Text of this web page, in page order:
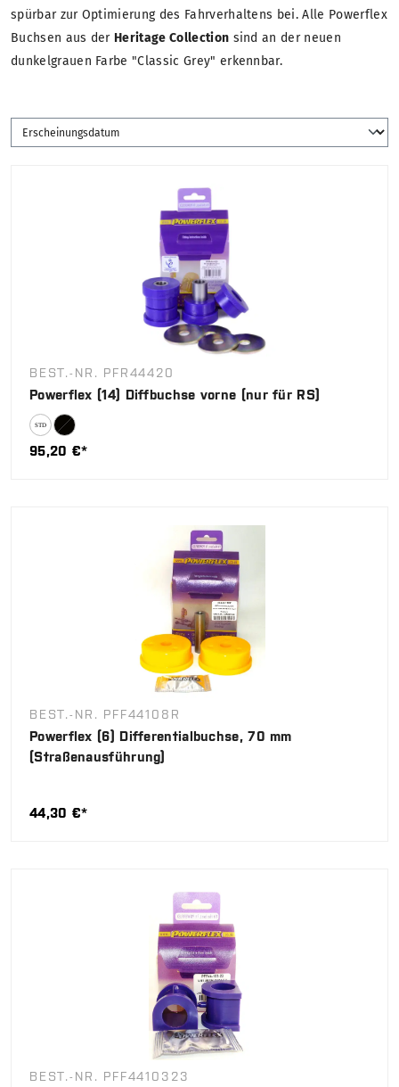
spürbar zur Optimierung des Fahrverhaltens bei. Alle Powerflex
Buchsen aus der Heritage Collection sind an der neuen
dunkelgrauen Farbe "Classic Grey" erkennbar.
BEST.-NR. PFR44420
Powerflex (14) Diffbuchse vorne (nur für RS)
95,20 €*
BEST.-NR. PFF44108R
Powerflex (6) Differentialbuchse, 70 mm
(Straßenausführung)
44,30 €*
BEST.-NR. PFF4410323